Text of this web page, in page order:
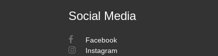
Social Media
Facebook
Instagram